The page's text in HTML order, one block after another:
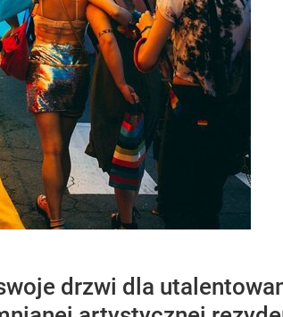
drzwi dla